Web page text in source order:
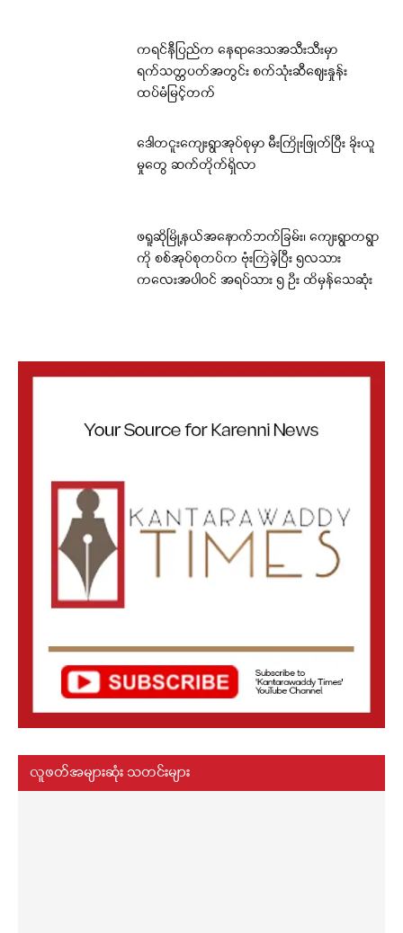
ကရင်နီပြည်က နေရာဒေသအသီးသီးမှာ
ရက်သတ္တပတ်အတွင်း စက်သုံးဆီဈေးနှုန်း
ထပ်မံမြင့်တက်
ဒေါတငူးကျေးရွာအုပ်စုမှာ မီးကြိုးဖြုတ်ပြီး ခိုးယူ
မှုတွေ ဆက်တိုက်ရှိလာ
ဖရူဆိုမြို့နယ်အနောက်ဘက်ခြမ်း၊ ကျေးရွာတရွာ
ကို စစ်အုပ်စုတပ်က ဗုံးကြဲခဲ့ပြီး ၅လသား
ကလေးအပါဝင် အရပ်သား ၅ ဦး ထိမှန်သေဆုံး
လူဖတ်အများဆုံး သတင်းများ